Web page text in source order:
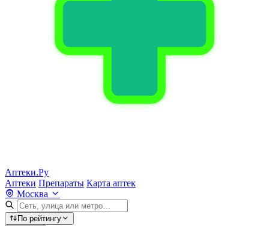
Аптеки.Ру
Аптеки Препараты Карта аптек
Москва
По рейтингу